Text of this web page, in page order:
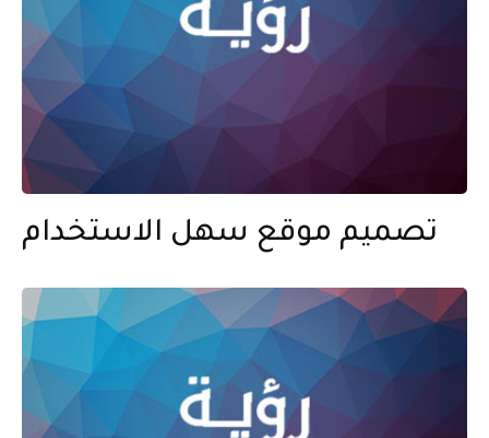
تصميم موقع سهل الاستخدام